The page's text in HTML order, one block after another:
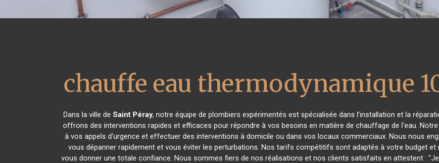
chauffe eau thermodynamique
Dans la ville de Saint Péray, notre équipe de plombiers expérimentés est spécialisée dans l'installation et la
offrons des interventions rapides et efficaces pour répondre à vos besoins en matière de chauffage de l'eau.
à vos appels d'urgence et effectuer des interventions à domicile ou dans vos locaux commerciaux. Nous nous
vous dépanner rapidement et vous éviter les perturbations. Nos tarifs compétitifs sont adaptés à votre budget
vous donner une totale confiance. Nous sommes fiers de nos réalisations et nos clients satisfaits en attestent :